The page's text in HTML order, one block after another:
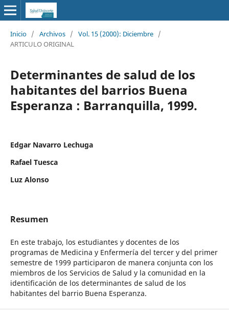
Inicio / Archivos / Vol. 15 (2000): Diciembre /
ARTICULO ORIGINAL
Determinantes de salud de los
habitantes del barrios Buena
Esperanza : Barranquilla, 1999.
Edgar Navarro Lechuga
Rafael Tuesca
Luz Alonso
Resumen
En este trabajo, los estudiantes y docentes de los
programas de Medicina y Enfermería del tercer y del primer
semestre de 1999 participaron de manera conjunta con los
miembros de los Servicios de Salud y la comunidad en la
identificación de los determinantes de salud de los
habitantes del barrio Buena Esperanza.